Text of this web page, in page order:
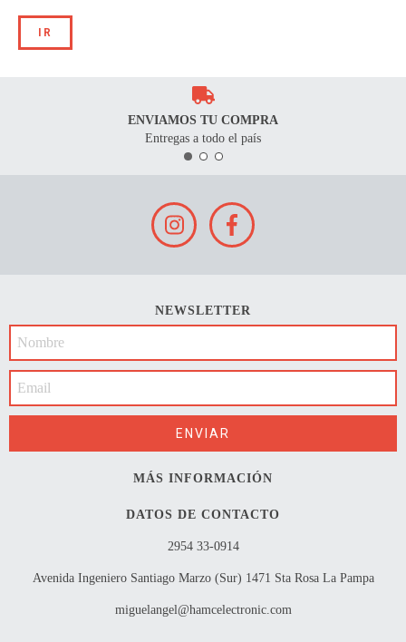
IR
ENVIAMOS TU COMPRA
Entregas a todo el país
NEWSLETTER
MÁS INFORMACIÓN
DATOS DE CONTACTO
2954 33-0914
Avenida Ingeniero Santiago Marzo (Sur) 1471 Sta Rosa La Pampa
miguelangel@hamcelectronic.com